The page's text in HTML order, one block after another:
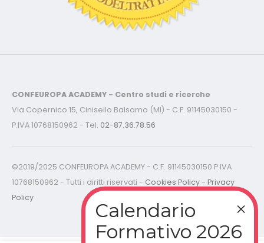
CONFEUROPA ACADEMY - Centro studi e ricerche
Via Copernico 15, Cinisello Balsamo (MI) - C.F. 91145030150 -
P.IVA 10768150962 - Tel. 02-87.36.78.56
©2019/2025 CONFEUROPA ACADEMY - C.F. 91145030150 P.IVA
10768150962 - Tutti i diritti riservati - Cookies Policy - Privacy
Policy